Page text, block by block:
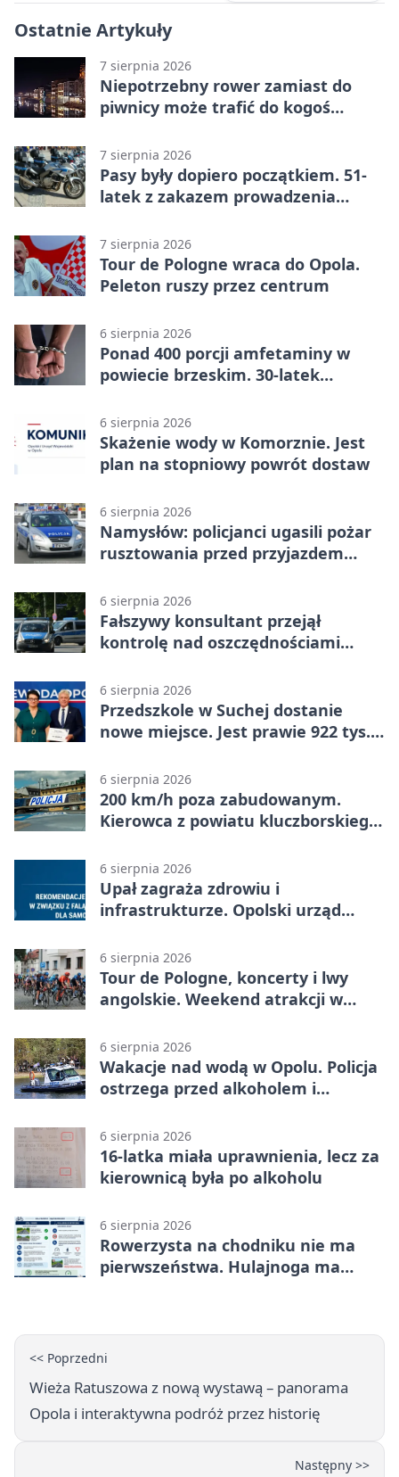
Ostatnie Artykuły
7 sierpnia 2026
Niepotrzebny rower zamiast do
piwnicy może trafić do kogoś
7 sierpnia 2026
Pasy były dopiero początkiem. 51-
latek z zakazem prowadzenia
7 sierpnia 2026
Tour de Pologne wraca do Opola.
Peleton ruszy przez centrum
6 sierpnia 2026
Ponad 400 porcji amfetaminy w
powiecie brzeskim. 30-latek
6 sierpnia 2026
Skażenie wody w Komorznie. Jest
plan na stopniowy powrót dostaw
6 sierpnia 2026
Namysłów: policjanci ugasili pożar
rusztowania przed przyjazdem
6 sierpnia 2026
Fałszywy konsultant przejął
kontrolę nad oszczędnościami
6 sierpnia 2026
Przedszkole w Suchej dostanie
nowe miejsce. Jest prawie 922 tys.
6 sierpnia 2026
200 km/h poza zabudowanym.
Kierowca z powiatu kluczborskiego
6 sierpnia 2026
Upał zagraża zdrowiu i
infrastrukturze. Opolski urząd
6 sierpnia 2026
Tour de Pologne, koncerty i lwy
angolskie. Weekend atrakcji w
6 sierpnia 2026
Wakacje nad wodą w Opolu. Policja
ostrzega przed alkoholem i
6 sierpnia 2026
16-latka miała uprawnienia, lecz za
kierownicą była po alkoholu
6 sierpnia 2026
Rowerzysta na chodniku nie ma
pierwszeństwa. Hulajnoga ma
<< Poprzedni
Wieża Ratuszowa z nową wystawą – panorama
Opola i interaktywna podróż przez historię
Następny >>